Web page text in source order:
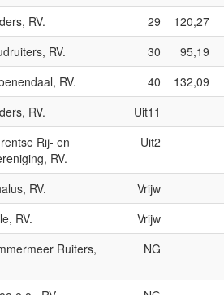
RV. 29
120,27
RV. 30
95,19
RV. 40
132,09
RV.
Uit11
Rij- en
RV.
Uit2
RV.
Vrijw
RV.
Vrijw
Ruiters,
NG